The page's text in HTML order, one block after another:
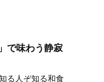
で味わう静寂
る人ぞ知る和食